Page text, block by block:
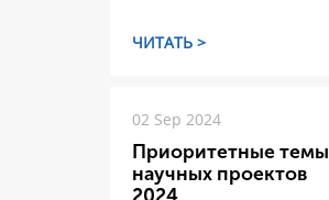
ЧИТАТЬ >
02 Sep 2024
Приоритетные темы
научных проектов